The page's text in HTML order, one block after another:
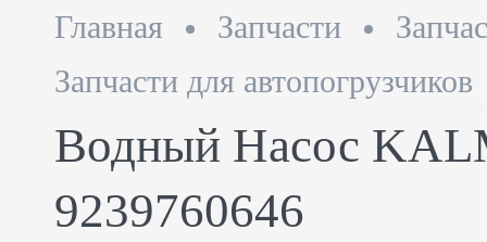
Главная Запчасти
Запчасти для автопогрузчиков
Водный Насос
9239760646